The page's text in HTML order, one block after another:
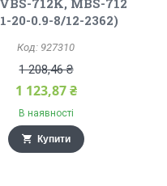
712K, MBS-712
20-0.9-8/12-2362)
927310
1 208,46 ₴
1 123,87 ₴
В наявності
Купити